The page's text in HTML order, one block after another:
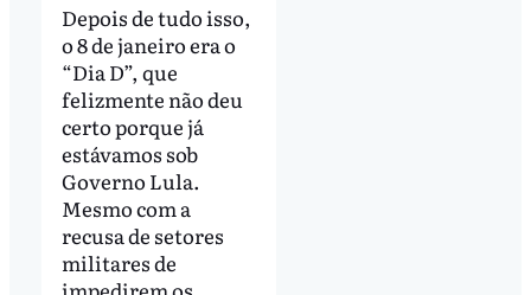
Depois de tudo isso,
o 8 de janeiro era o
“Dia D”, que
felizmente não deu
certo porque já
estávamos sob
Governo Lula.
Mesmo com a
recusa de setores
militares de